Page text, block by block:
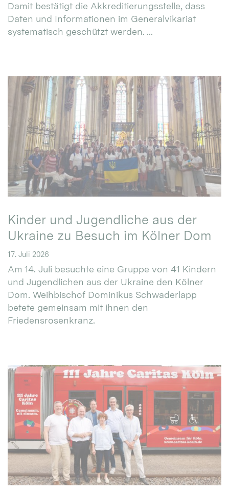
Damit bestätigt die Akkreditierungsstelle, dass
Daten und Informationen im Generalvikariat
systematisch geschützt werden. ...
Kinder und Jugendliche aus der
Ukraine zu Besuch im Kölner Dom
17. Juli 2026
Am 14. Juli besuchte eine Gruppe von 41 Kindern
und Jugendlichen aus der Ukraine den Kölner
Dom. Weihbischof Dominikus Schwaderlapp
betete gemeinsam mit ihnen den
Friedensrosenkranz.